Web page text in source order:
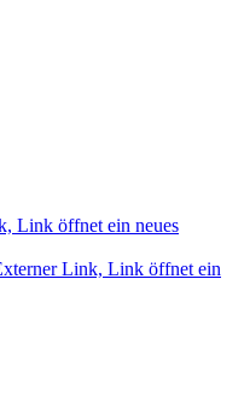
Link öffnet ein neues
Link, Link öffnet ein